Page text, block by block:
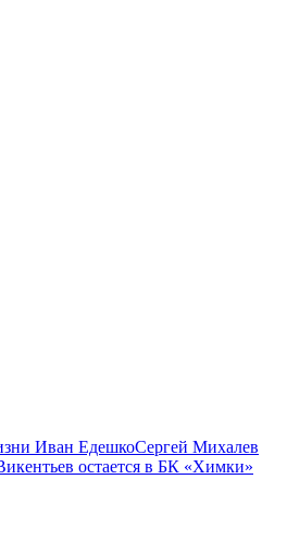
Иван ЕдешкоСергей Михалев
остается в БК «Химки»